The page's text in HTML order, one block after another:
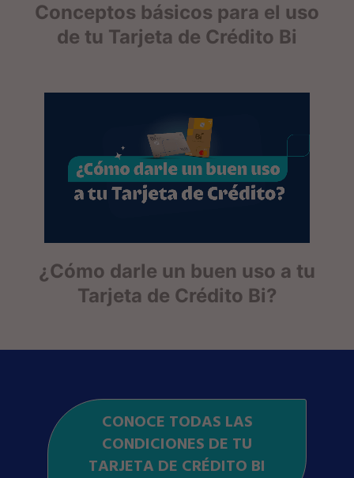
Conceptos básicos para el uso
de tu Tarjeta de Crédito Bi
¿Cómo darle un buen uso a tu
Tarjeta de Crédito Bi?
CONOCE TODAS LAS
CONDICIONES DE TU
TARJETA DE CRÉDITO BI